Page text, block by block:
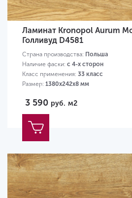
Ламинат Kronopol Aurum
Голливуд D4581
Страна производства: Польша
Наличие фаски: с 4-х сторон
Класс применения: 33 класс
Размер: 1380х242х8 мм
3 590 руб. м2